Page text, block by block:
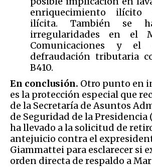
enriquecimiento ilícito
ilícita. También se
irregularidades en el
Comunicaciones y el
defraudación tributaria
B410.
En conclusión. Otro punto en
es la protección especial que
de la Secretaría de Asuntos
de Seguridad de la Presidencia
ha llevado a la solicitud de
antejuicio contra el
Giammattei para esclarecer si
orden directa de respaldo a